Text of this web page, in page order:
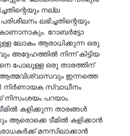
നല്ല
ലഭിച്ചതിന്റെയും
കാണാനാകും. റോബർട്ടോ
ലോകം ആരാധിക്കുന്ന ഒരു
അദ്ദേഹത്തിൽ നിന്ന് കിട്ടിയ
പോലുള്ള ഒരു താരത്തിന്
ആത്മവിശ്വാസവും ഇന്നത്തെ
സ്വാധീനം
നിസംശയം പറയാം.
കളിക്കുന്ന താരങ്ങൾ
ടീമിൽ കളിക്കാൻ
മനസിലാക്കാൻ